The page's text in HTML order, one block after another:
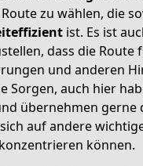
zu wählen, die
ist. Es ist
dass die Route
und anderen
Sorgen, auch hier
übernehmen gerne
auf andere
konzentrieren können.